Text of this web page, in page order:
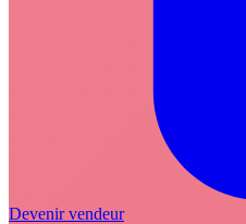
Devenir vendeur